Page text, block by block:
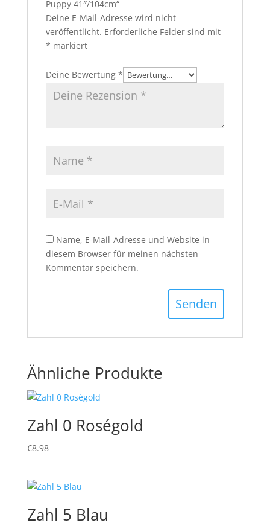
Puppy 41″/104cm“
Deine E-Mail-Adresse wird nicht
veröffentlicht. Erforderliche Felder sind mit
* markiert
Deine Bewertung *
Name, E-Mail-Adresse und Website in
diesem Browser für meinen nächsten
Kommentar speichern.
Ähnliche Produkte
Zahl 0 Roségold
€8.98
Zahl 5 Blau